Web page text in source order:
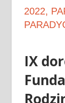
2022,
IX